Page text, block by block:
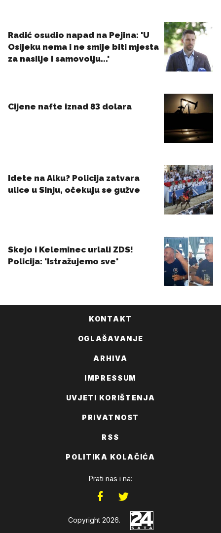
KONTAKT
OGLAŠAVANJE
ARHIVA
IMPRESSUM
UVJETI KORIŠTENJA
PRIVATNOST
RSS
POLITIKA KOLAČIĆA
Prati nas i na:
Copyright 2026.